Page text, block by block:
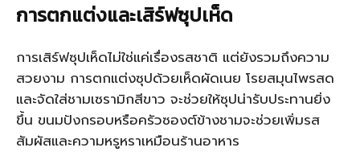
การตกแต่งและเสิร์ฟซุปเห็ด
การเสิร์ฟซุปเห็ดไม่ใช่แค่เรื่องรสชาติ แต่ยังรวมถึงความ
สวยงาม การตกแต่งซุปด้วยเห็ดผัดเนย โรยสมุนไพรสด
และจัดใส่ชามเซรามิกสีขาว จะช่วยให้ซุปน่ารับประทานยิ่ง
ขึ้น ขนมปังกรอบหรือครัวซองต์ข้างชามจะช่วยเพิ่มรส
สัมผัสและความหรูหราเหมือนร้านอาหาร